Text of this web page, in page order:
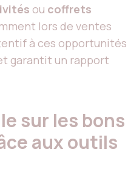
ou coffrets
lors de ventes
à ces opportunités
garantit un rapport
sur les bons
aux outils